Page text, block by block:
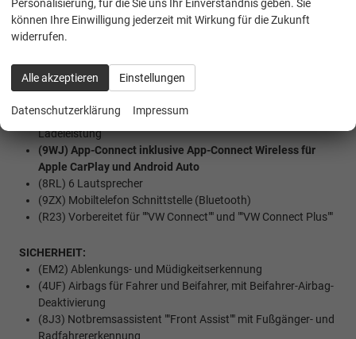
Werksanschlussgarantie auf 5 Jahre / max. 200.000 Km
(I8U) Radio Composition mit 26 cm (10,4"") Touch-
Farbdisplay
(U9G) Extern, USB Typ-C Datenbuchse(n) mit erhöhter
Ladeleistung
(9WJ) App-Connect inklusive App-Connect Wireless für
Apple CarPlay und Android Auto
(8RL) 6 Lautsprecher
(9ZX) Mobiltelefon Schnittstelle (Bluetooth)
(R23) Vorbereitet für ""VW Connect"" und ""VW Connect Plus""
SICHERHEIT:
(EM2) Ablenkungs- und Müdigkeitserkennung
(4UF) Airbags für Fahrer und Beifahrer, mit Beifahrer-Airbag-
Deaktivierung
(8J3) Notbremsassistent ""Front Assist"" mit Fußgänger- und
Radfahrererkennung
Personalisierung, für die Sie uns Ihr Einverständnis geben. Sie
können Ihre Einwilligung jederzeit mit Wirkung für die Zukunft
widerrufen.
Alle akzeptieren Einstellungen
Datenschutzerklärung Impressum